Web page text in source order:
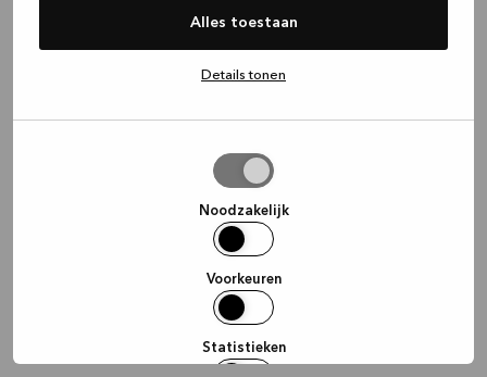
Alles toestaan
Details tonen
Noodzakelijk
Voorkeuren
Statistieken